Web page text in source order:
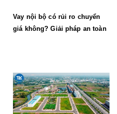
Vay nội bộ có rủi ro chuyển
giá không? Giải pháp an toàn